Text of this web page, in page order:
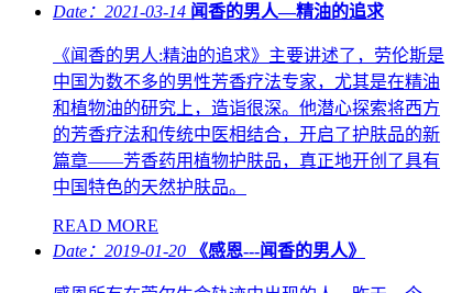
Date：2021-03-14 闻香的男人—精油的追求
《闻香的男人:精油的追求》主要讲述了，劳伦斯是
中国为数不多的男性芳香疗法专家，尤其是在精油
和植物油的研究上，造诣很深。他潜心探索将西方
的芳香疗法和传统中医相结合，开启了护肤品的新
篇章——芳香药用植物护肤品，真正地开创了具有
中国特色的天然护肤品。
READ MORE
Date：2019-01-20
《感恩---闻香的男人》